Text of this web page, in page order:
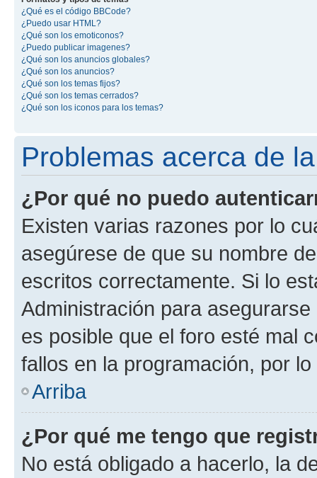
¿Qué es el código BBCode?
¿Puedo usar HTML?
¿Qué son los emoticonos?
¿Puedo publicar imagenes?
¿Qué son los anuncios globales?
¿Qué son los anuncios?
¿Qué son los temas fijos?
¿Qué son los temas cerrados?
¿Qué son los iconos para los temas?
Problemas acerca de
¿Por qué no puedo
Existen varias razones por lo
asegúrese de que su nombre
escritos correctamente. Si lo
Administración para
es posible que el foro esté mal
fallos en la programación, por
Arriba
¿Por qué me tengo que
No está obligado a hacerlo, la